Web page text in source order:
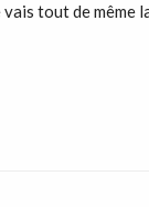
tout de même